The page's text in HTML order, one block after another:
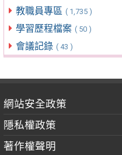
教職員專區 ( 1,735 )
學習歷程檔案 ( 50 )
會議記錄 ( 43 )
網站安全政策
隱私權政策
著作權聲明